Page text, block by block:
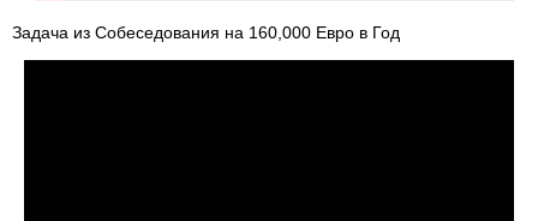
Задача из Собеседования на 160,000 Евро в Год